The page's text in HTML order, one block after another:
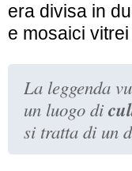
era divisa in
e mosaici
La leggenda
un luogo di
si tratta di un